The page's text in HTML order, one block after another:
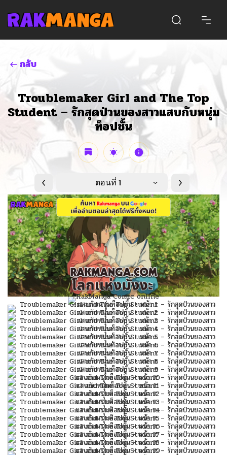
กลับ
Troublemaker Girl and The Top
Student – รักสุดป่วนของสาวแสบกับหนุ่ม
ท็อปชั้น
ตอนที่ 1